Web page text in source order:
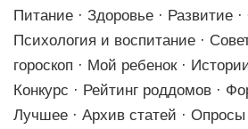
Питание · Здоровье · Развитие
Психология и воспитание ·
гороскоп · Мой ребенок ·
Конкурс · Рейтинг роддомов ·
Лучшее · Архив статей ·